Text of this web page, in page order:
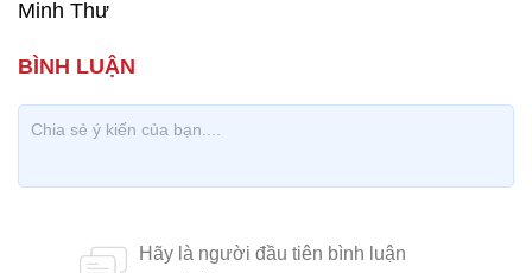
Minh Thư